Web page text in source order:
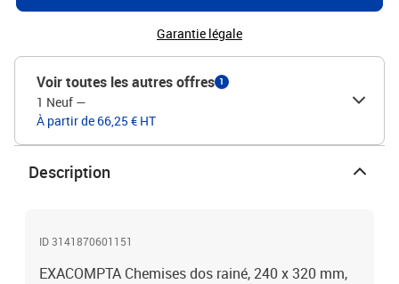
Garantie légale
Voir toutes les autres offres 1
1 Neuf —
À partir de 66,25 € HT
Description
ID 3141870601151
EXACOMPTA Chemises dos rainé, 240 x 320 mm,